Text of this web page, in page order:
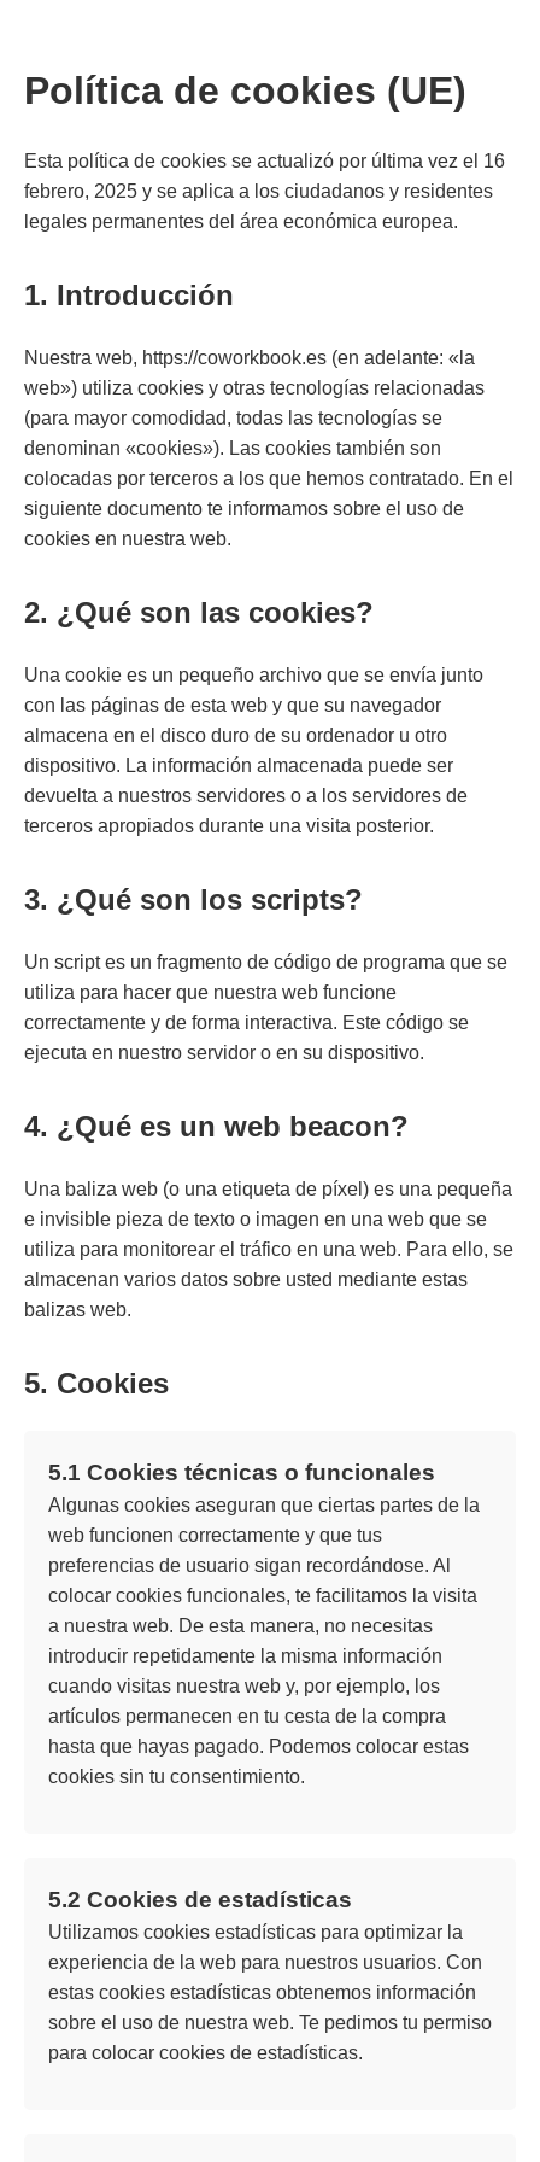
Política de cookies (UE)
Esta política de cookies se actualizó por última vez el 16
febrero, 2025 y se aplica a los ciudadanos y residentes
legales permanentes del área económica europea.
1. Introducción
Nuestra web, https://coworkbook.es (en adelante: «la
web») utiliza cookies y otras tecnologías relacionadas
(para mayor comodidad, todas las tecnologías se
denominan «cookies»). Las cookies también son
colocadas por terceros a los que hemos contratado. En el
siguiente documento te informamos sobre el uso de
cookies en nuestra web.
2. ¿Qué son las cookies?
Una cookie es un pequeño archivo que se envía junto
con las páginas de esta web y que su navegador
almacena en el disco duro de su ordenador u otro
dispositivo. La información almacenada puede ser
devuelta a nuestros servidores o a los servidores de
terceros apropiados durante una visita posterior.
3. ¿Qué son los scripts?
Un script es un fragmento de código de programa que se
utiliza para hacer que nuestra web funcione
correctamente y de forma interactiva. Este código se
ejecuta en nuestro servidor o en su dispositivo.
4. ¿Qué es un web beacon?
Una baliza web (o una etiqueta de píxel) es una pequeña
e invisible pieza de texto o imagen en una web que se
utiliza para monitorear el tráfico en una web. Para ello, se
almacenan varios datos sobre usted mediante estas
balizas web.
5. Cookies
5.1 Cookies técnicas o funcionales
Algunas cookies aseguran que ciertas partes de la
web funcionen correctamente y que tus
preferencias de usuario sigan recordándose. Al
colocar cookies funcionales, te facilitamos la visita
a nuestra web. De esta manera, no necesitas
introducir repetidamente la misma información
cuando visitas nuestra web y, por ejemplo, los
artículos permanecen en tu cesta de la compra
hasta que hayas pagado. Podemos colocar estas
cookies sin tu consentimiento.
5.2 Cookies de estadísticas
Utilizamos cookies estadísticas para optimizar la
experiencia de la web para nuestros usuarios. Con
estas cookies estadísticas obtenemos información
sobre el uso de nuestra web. Te pedimos tu permiso
para colocar cookies de estadísticas.